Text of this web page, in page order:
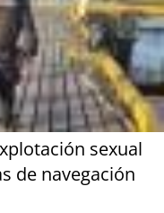
sexual
de navegación